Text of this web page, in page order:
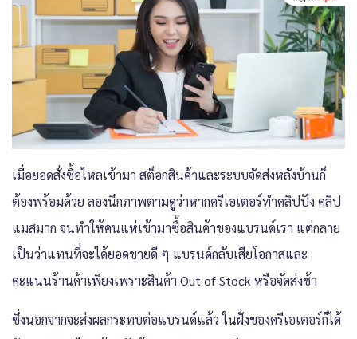
เมื่อยอดสั่งซื้อไหลเข้ามา สต็อกสินค้าและระบบจัดส่งหลังบ้านก็
ต้องพร้อมด้วย ลองนึกภาพตามดูว่าหากครีเอเตอร์ทำคลิปปัง คลิป
แมสมาก จนทำให้คนแห่เข้ามาซื้อสินค้าของแบรนด์เรา แต่กลาย
เป็นว่าแทนที่จะได้ยอดขายดี ๆ แบรนด์กลับเสียโอกาสและ
คะแนนร้านค้าเพียงเพราะสินค้า Out of Stock หรือจัดส่งช้า
ซึ่งนอกจากจะส่งผลกระทบต่อแบรนด์แล้ว ในฝั่งของครีเอเตอร์ก็ได้